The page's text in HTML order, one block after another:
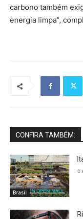
carbono também
energia limpa”,
CONFIRA TAMBÉM:
Brasil
6